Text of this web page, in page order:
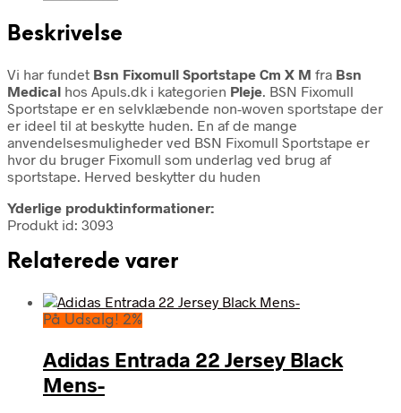
Beskrivelse
Vi har fundet Bsn Fixomull Sportstape Cm X M fra Bsn
Medical hos Apuls.dk i kategorien Pleje. BSN Fixomull
Sportstape er en selvklæbende non-woven sportstape der
er ideel til at beskytte huden. En af de mange
anvendelsesmuligheder ved BSN Fixomull Sportstape er
hvor du bruger Fixomull som underlag ved brug af
sportstape. Herved beskytter du huden
Yderlige produktinformationer:
Produkt id: 3093
Relaterede varer
På Udsalg! 2%
Adidas Entrada 22 Jersey Black
Mens-